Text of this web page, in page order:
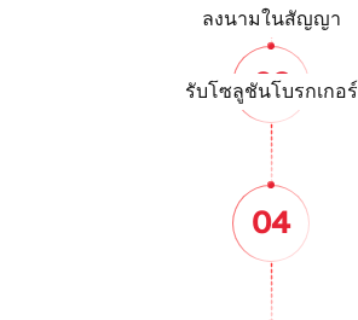
03
04
ลงนามในสัญญา
รับโซลูชันโบรกเกอร์